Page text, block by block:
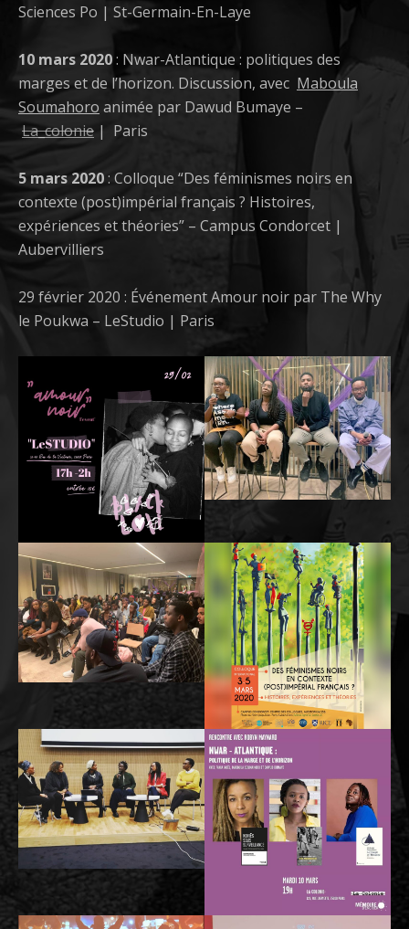
Sciences Po | St-Germain-En-Laye
10 mars 2020: Nwar-Atlantique : politiques des
marges et de l’horizon. Discussion, avec Maboula
Soumahoro animée par Dawud Bumaye –
La_colonie | Paris
5 mars 2020: Colloque “Des féminismes noirs en
contexte (post)impérial français ? Histoires,
expériences et théories” – Campus Condorcet |
Aubervilliers
29 février 2020 : Événement Amour noir par The Why
le Poukwa – LeStudio | Paris